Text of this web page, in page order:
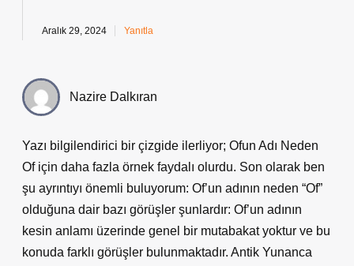
Aralık 29, 2024 Yanıtla
Nazire Dalkıran
Yazı bilgilendirici bir çizgide ilerliyor; Ofun Adı Neden
Of için daha fazla örnek faydalı olurdu. Son olarak ben
şu ayrıntıyı önemli buluyorum: Of’un adının neden “Of”
olduğuna dair bazı görüşler şunlardır: Of’un adının
kesin anlamı üzerinde genel bir mutabakat yoktur ve bu
konuda farklı görüşler bulunmaktadır. Antik Yunanca